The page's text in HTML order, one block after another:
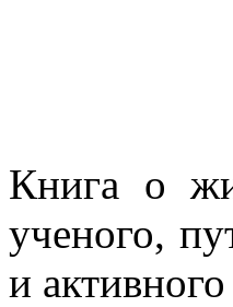
Книга о
ученого,
и